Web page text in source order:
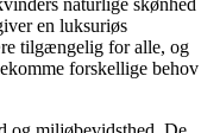
naturlige skønhed
en luksuriøs
tilgængelig for alle, og
forskellige behov